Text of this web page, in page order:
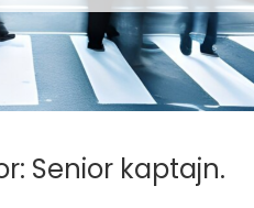
Senior kaptajn.